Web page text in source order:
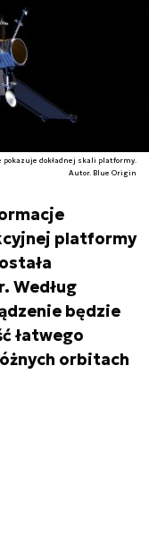
dokładnej skali platformy.
Autor. Blue Origin
platformy
Według
będzie
łatwego
orbitach